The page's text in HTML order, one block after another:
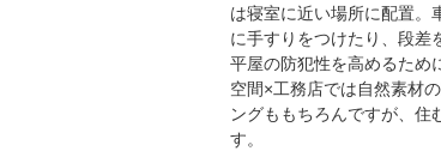
は寝室に近い場所に配置。
に手すりをつけたり、段差
平屋の防犯性を高めるため
空間×工務店では自然素材
ングももちろんですが、住
す。